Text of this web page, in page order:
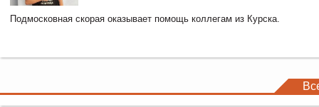
Подмосковная скорая оказывает помощь коллегам из Курска.